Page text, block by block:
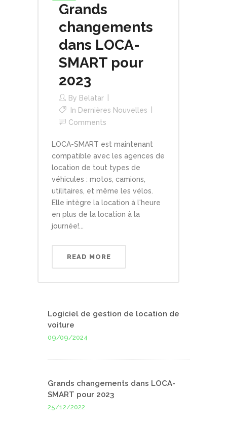
Grands
changements
dans LOCA-
SMART pour
2023
By Belatar
In Dernières Nouvelles
Comments
LOCA-SMART est maintenant
compatible avec les agences de
location de tout types de
véhicules : motos, camions,
utilitaires, et même les vélos.
Elle intègre la location à l'heure
en plus de la location à la
journée!...
READ MORE
Logiciel de gestion de location de
voiture
09/09/2024
Grands changements dans LOCA-
SMART pour 2023
25/12/2022